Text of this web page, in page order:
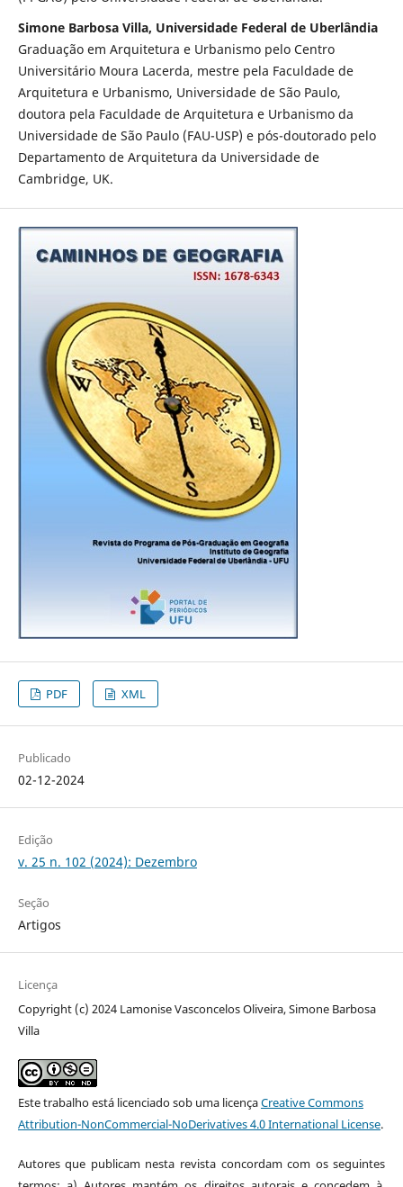
Simone Barbosa Villa, Universidade Federal de Uberlândia
Graduação em Arquitetura e Urbanismo pelo Centro
Universitário Moura Lacerda, mestre pela Faculdade de
Arquitetura e Urbanismo, Universidade de São Paulo,
doutora pela Faculdade de Arquitetura e Urbanismo da
Universidade de São Paulo (FAU-USP) e pós-doutorado pelo
Departamento de Arquitetura da Universidade de
Cambridge, UK.
PDF XML
Publicado
02-12-2024
Edição
v. 25 n. 102 (2024): Dezembro
Seção
Artigos
Licença
Copyright (c) 2024 Lamonise Vasconcelos Oliveira, Simone Barbosa
Villa
Este trabalho está licenciado sob uma licençaCreative Commons
Attribution-NonCommercial-NoDerivatives 4.0 International License.
Autores que publicam nesta revista concordam com os seguintes